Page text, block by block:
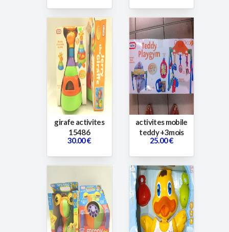
girafe activites
15486
30.00 €
activites mobile
teddy +3mois
25.00 €